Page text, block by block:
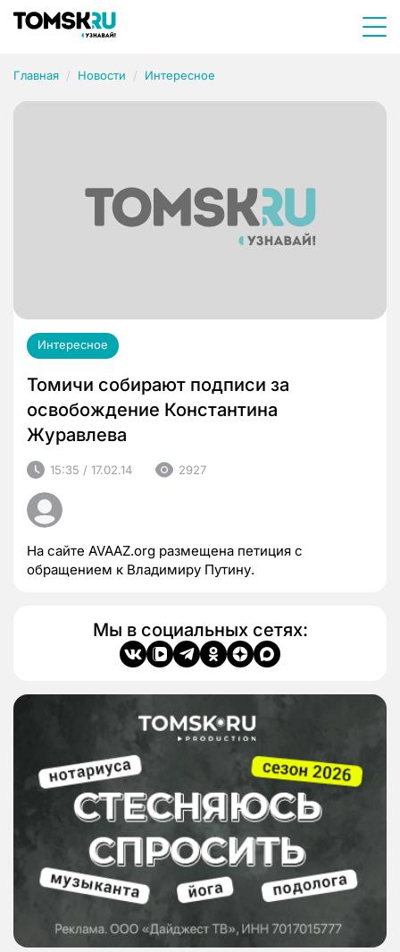
Главная Новости Интересное
Интересное
Томичи собирают подписи за
освобождение Константина
Журавлева
15:35 / 17.02.14 2927
На сайте AVAAZ.org размещена петиция с
обращением к Владимиру Путину.
Мы в социальных сетях: